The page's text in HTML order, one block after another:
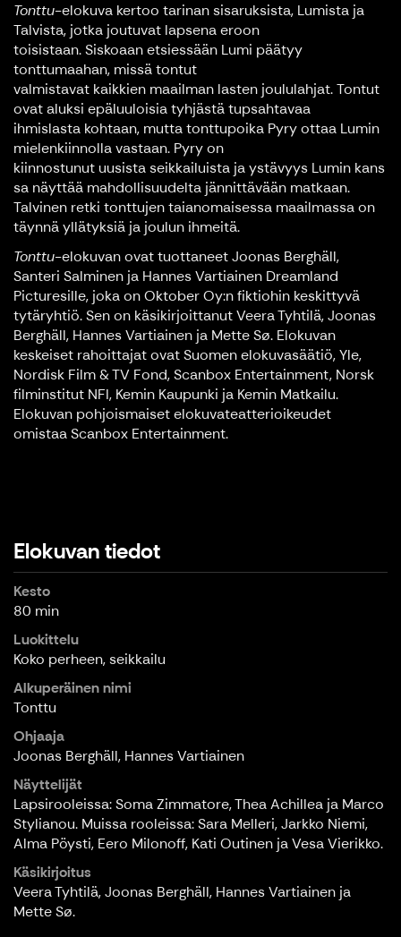
Tonttu-elokuva kertoo tarinan sisaruksista, Lumista ja
Talvista, jotka joutuvat lapsena eroon
toisistaan. Siskoaan etsiessään Lumi päätyy
tonttumaahan, missä tontut
valmistavat kaikkien maailman lasten joululahjat. Tontut
ovat aluksi epäluuloisia tyhjästä tupsahtavaa
ihmislasta kohtaan, mutta tonttupoika Pyry ottaa Lumin
mielenkiinnolla vastaan. Pyry on
kiinnostunut uusista seikkailuista ja ystävyys Lumin kans
sa näyttää mahdollisuudelta jännittävään matkaan.
Talvinen retki tonttujen taianomaisessa maailmassa on
täynnä yllätyksiä ja joulun ihmeitä.
Tonttu-elokuvan ovat tuottaneet Joonas Berghäll,
Santeri Salminen ja Hannes Vartiainen Dreamland
Picturesille, joka on Oktober Oy:n fiktiohin keskittyvä
tytäryhtiö. Sen on käsikirjoittanut Veera Tyhtilä, Joonas
Berghäll, Hannes Vartiainen ja Mette Sø. Elokuvan
keskeiset rahoittajat ovat Suomen elokuvasäätiö, Yle,
Nordisk Film & TV Fond, Scanbox Entertainment, Norsk
filminstitut NFI, Kemin Kaupunki ja Kemin Matkailu.
Elokuvan pohjoismaiset elokuvateatterioikeudet
omistaa Scanbox Entertainment.
Elokuvan tiedot
Kesto
80 min
Luokittelu
Koko perheen, seikkailu
Alkuperäinen nimi
Tonttu
Ohjaaja
Joonas Berghäll, Hannes Vartiainen
Näyttelijät
Lapsirooleissa: Soma Zimmatore, Thea Achillea ja Marco
Stylianou. Muissa rooleissa: Sara Melleri, Jarkko Niemi,
Alma Pöysti, Eero Milonoff, Kati Outinen ja Vesa Vierikko.
Käsikirjoitus
Veera Tyhtilä, Joonas Berghäll, Hannes Vartiainen ja
Mette Sø.